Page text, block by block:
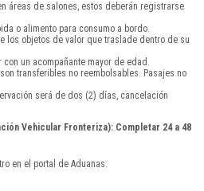
áreas de salones, estos deberán registrarse
o alimento para consumo a bordo.
los objetos de valor que traslade dentro de su
un acompañante mayor de edad.
transferibles no reembolsables. Pasajes no
será de dos (2) días, cancelación
Vehicular Fronteriza): Completar 24 a 48
en el portal de Aduanas: